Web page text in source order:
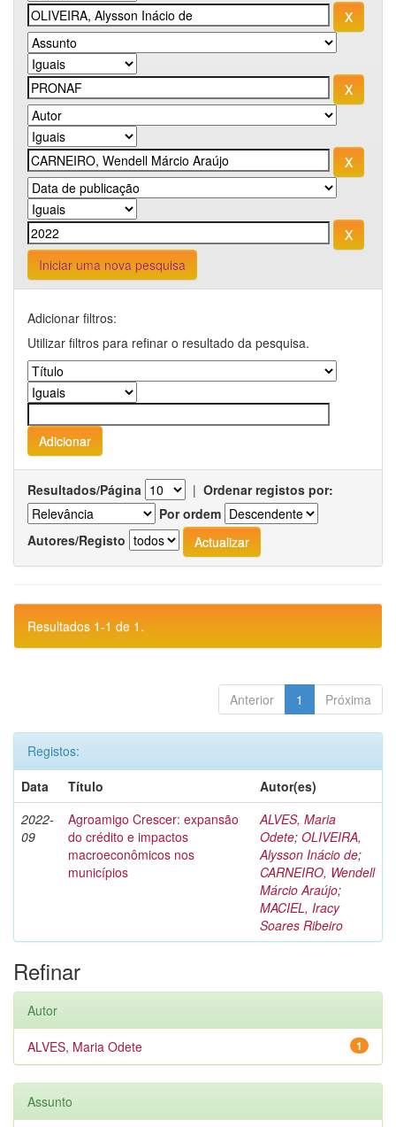
Iniciar uma nova pesquisa
Adicionar filtros:
Utilizar filtros para refinar o resultado da pesquisa.
Resultados/Página | Ordenar registos por:
Por ordem
Autores/Registo
Resultados 1-1 de 1.
Anterior 1 Próxima
Registos:
Data
Título
Autor(es)
2022-
09
Agroamigo Crescer: expansão
do crédito e impactos
macroeconômicos nos
municípios
ALVES, Maria
Odete; OLIVEIRA,
Alysson Inácio de;
CARNEIRO, Wendell
Márcio Araújo;
MACIEL, Iracy
Soares Ribeiro
Refinar
Autor
1
ALVES, Maria Odete
Assunto